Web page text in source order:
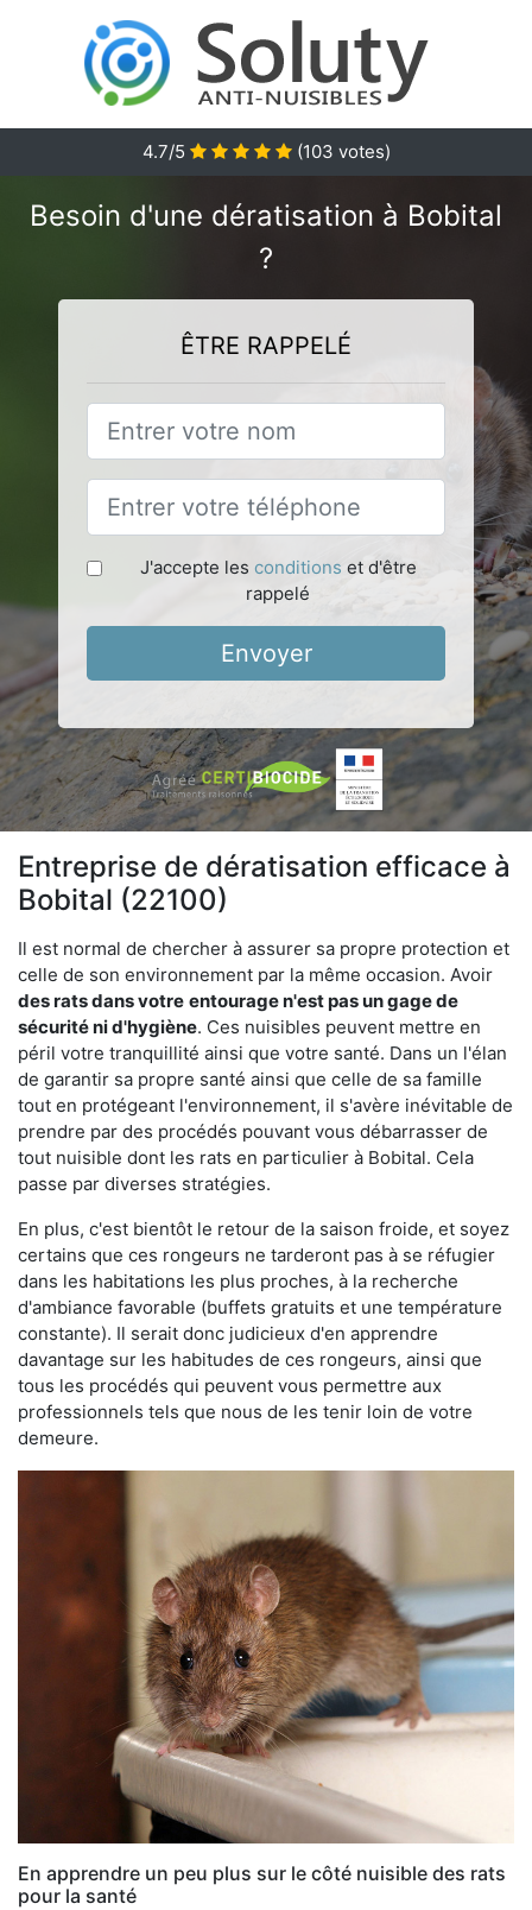
4.7/5 (103 votes)
Besoin d'une dératisation à Bobital
?
ÊTRE RAPPELÉ
J'accepte les conditions et d'être
rappelé
Envoyer
Entreprise de dératisation efficace à
Bobital (22100)
Il est normal de chercher à assurer sa propre protection et
celle de son environnement par la même occasion. Avoir
des rats dans votre entourage n'est pas un gage de
sécurité ni d'hygiène. Ces nuisibles peuvent mettre en
péril votre tranquillité ainsi que votre santé. Dans un l'élan
de garantir sa propre santé ainsi que celle de sa famille
tout en protégeant l'environnement, il s'avère inévitable de
prendre par des procédés pouvant vous débarrasser de
tout nuisible dont les rats en particulier à Bobital. Cela
passe par diverses stratégies.
En plus, c'est bientôt le retour de la saison froide, et soyez
certains que ces rongeurs ne tarderont pas à se réfugier
dans les habitations les plus proches, à la recherche
d'ambiance favorable (buffets gratuits et une température
constante). Il serait donc judicieux d'en apprendre
davantage sur les habitudes de ces rongeurs, ainsi que
tous les procédés qui peuvent vous permettre aux
professionnels tels que nous de les tenir loin de votre
demeure.
En apprendre un peu plus sur le côté nuisible des rats
pour la santé